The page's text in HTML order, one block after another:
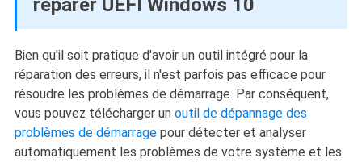
réparer UEFI Windows 10
Bien qu'il soit pratique d'avoir un outil intégré pour la
réparation des erreurs, il n'est parfois pas efficace pour
résoudre les problèmes de démarrage. Par conséquent,
vous pouvez télécharger un outil de dépannage des
problèmes de démarragepour détecter et analyser
automatiquement les problèmes de votre système et les